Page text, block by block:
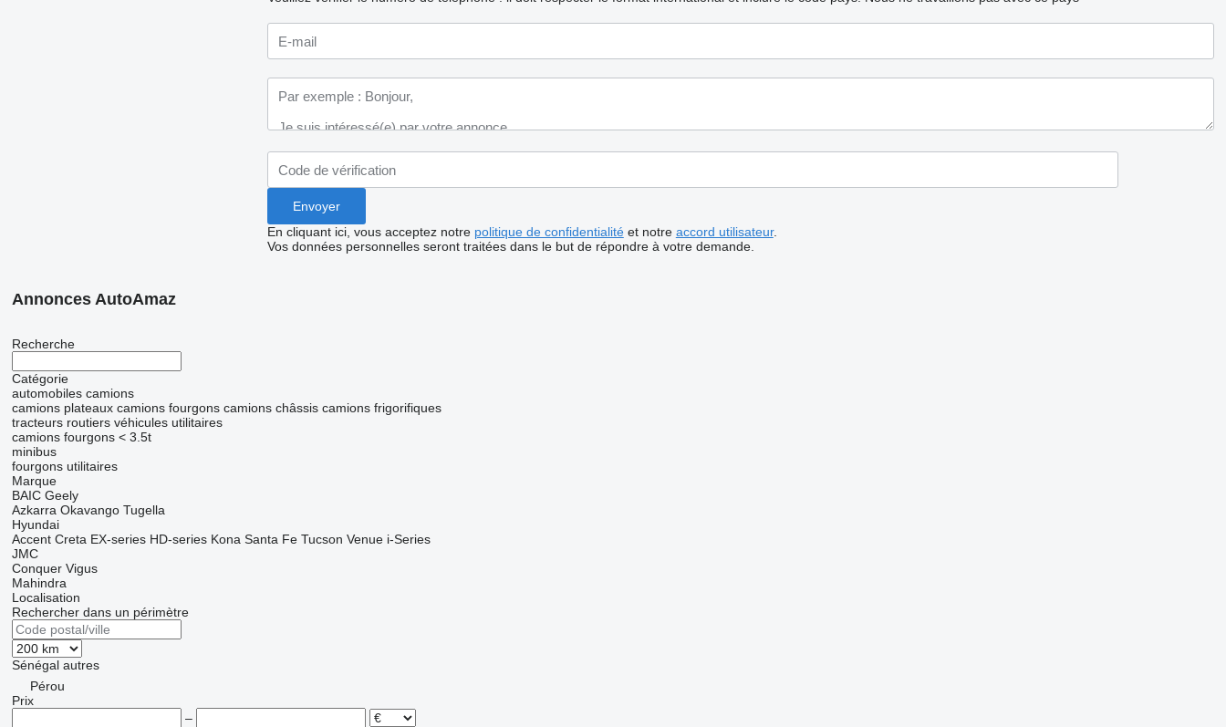
En cliquant ici, vous acceptez notre politique de confidentialitéet notre accord utilisateur.
Vos données personnelles seront traitées dans le but de répondre à votre demande.
Annonces AutoAmaz
Recherche
Catégorie
automobiles camions
camions plateaux camions fourgons camions châssis camions frigorifiques
tracteurs routiers véhicules utilitaires
camions fourgons < 3.5t
minibus
fourgons utilitaires
Marque
BAIC Geely
Azkarra Okavango Tugella
Hyundai
Accent Creta EX-series HD-series Kona Santa Fe Tucson Venue i-Series
JMC
Conquer Vigus
Mahindra
Localisation
Rechercher dans un périmètre
Sénégal autres
Pérou
Prix
–